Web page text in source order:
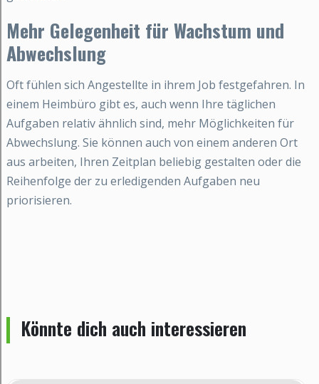
Mehr Gelegenheit für Wachstum und
Abwechslung
Oft fühlen sich Angestellte in ihrem Job festgefahren. In
einem Heimbüro gibt es, auch wenn Ihre täglichen
Aufgaben relativ ähnlich sind, mehr Möglichkeiten für
Abwechslung. Sie können auch von einem anderen Ort
aus arbeiten, Ihren Zeitplan beliebig gestalten oder die
Reihenfolge der zu erledigenden Aufgaben neu
priorisieren.
Könnte dich auch interessieren